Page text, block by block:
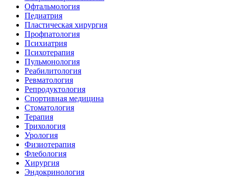
Офтальмология
Педиатрия
Пластическая хирургия
Профпатология
Психиатрия
Психотерапия
Пульмонология
Реабилитология
Ревматология
Репродуктология
Спортивная медицина
Стоматология
Терапия
Трихология
Урология
Физиотерапия
Флебология
Хирургия
Эндокринология